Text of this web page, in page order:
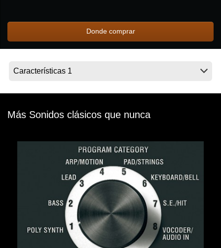
Acerca de KORG
Donde comprar
Más Sonidos clásicos que nunca